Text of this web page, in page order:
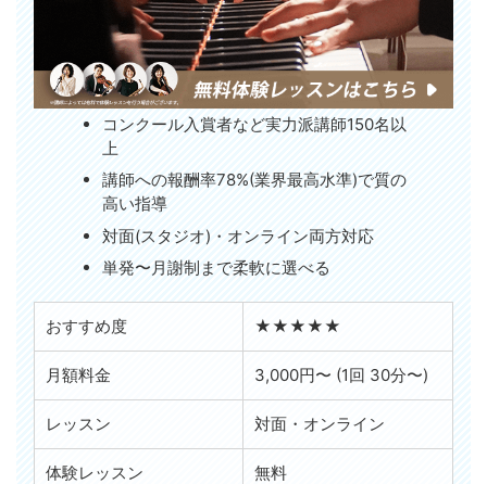
コンクール入賞者など実力派講師150名以
上
講師への報酬率78%(業界最高水準)で質の
高い指導
対面(スタジオ)・オンライン両方対応
単発〜月謝制まで柔軟に選べる
おすすめ度 ★★★★★
月額料金 3,000円〜 (1回 30分〜)
レッスン 対面・オンライン
体験レッスン
無料